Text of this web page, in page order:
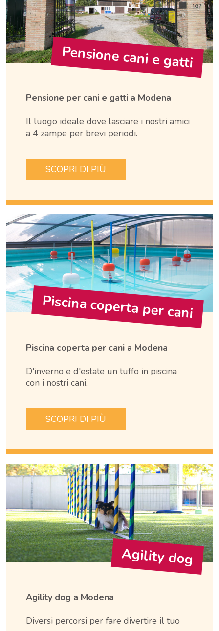
Pensione cani e gatti
Pensione per cani e gatti a Modena
Il luogo ideale dove lasciare i nostri amici
a 4 zampe per brevi periodi.
SCOPRI DI PIÙ
Piscina coperta per cani
Piscina coperta per cani a Modena
D'inverno e d'estate un tuffo in piscina
con i nostri cani.
SCOPRI DI PIÙ
Agility dog
Agility dog a Modena
Diversi percorsi per fare divertire il tuo